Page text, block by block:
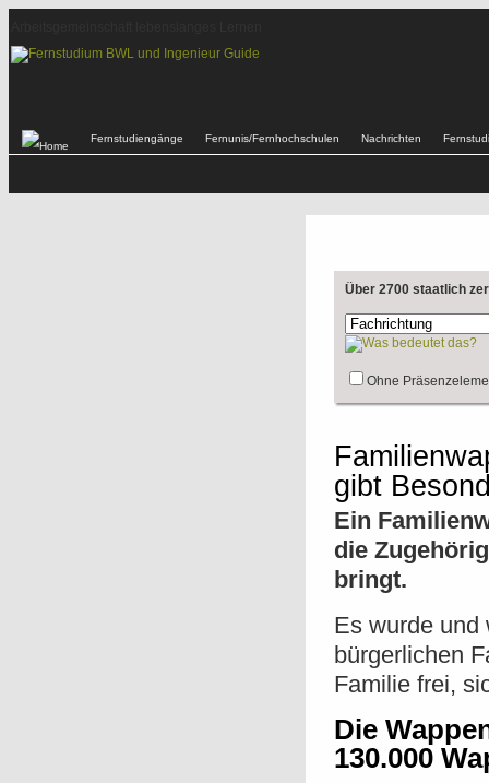
Fernstudiengänge Fernunis/Fernhochschulen Nachrichten
Über 2700 staatlich
Ohne
gibt
Ein
die
bringt.
Es wurde und
bürgerlichen
Familie frei,
Die
130.000